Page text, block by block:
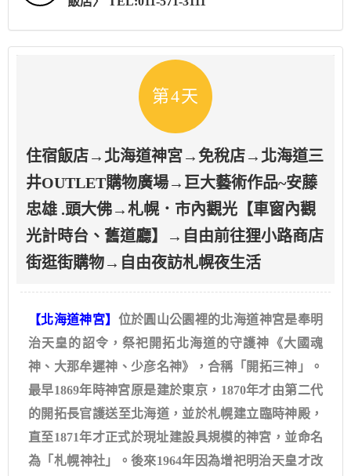
第4天
住宿飯店→北海道神宮→免稅店→北海道三
井OUTLET購物廣場→巨大藝術作品~安藤
忠雄 .頭大佛→札幌．市內觀光【車窗內觀
光計時台、舊道廳】→自由前往狸小路商店
街逛街購物→自由夜訪札幌夜生活
【北海道神宮】 位於圓山公園裡的北海道神宮是奉明
治天皇的詔令，祭祀開拓北海道的守護神《大國魂
神、大那牟遲神、少彦名神》，合稱「開拓三神」。
最早1869年時神宮原是建於東京，1870年才由第二代
的開拓長官護送至北海道，並於札幌建立臨時神殿，
直至1871年才正式於現址建設具規模的神宮，並命名
為「札幌神社」。後來1964年因為增祀明治天皇才改